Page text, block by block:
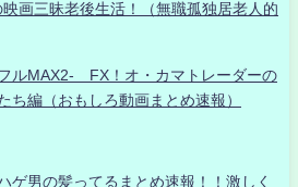
画三昧老後生活！（無職孤独居老人的
ルMAX2- FX！オ・カマトレーダーの
編（おもしろ動画まとめ速報）
ゲ男の髪ってるまとめ速報！！激しく